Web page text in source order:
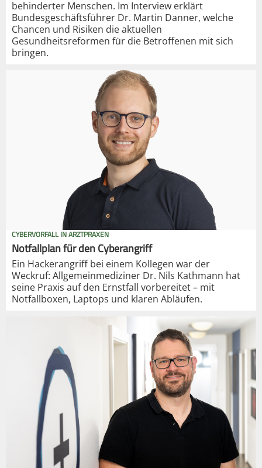
behinderter Menschen. Im Interview erklärt
Bundesgeschäftsführer Dr. Martin Danner, welche
Chancen und Risiken die aktuellen
Gesundheitsreformen für die Betroffenen mit sich
bringen.
CYBERVORFALL IN ARZTPRAXEN
Notfallplan für den Cyberangriff
Ein Hackerangriff bei einem Kollegen war der
Weckruf: Allgemeinmediziner Dr. Nils Kathmann hat
seine Praxis auf den Ernstfall vorbereitet – mit
Notfallboxen, Laptops und klaren Abläufen.